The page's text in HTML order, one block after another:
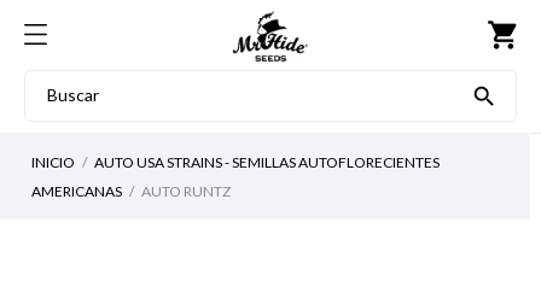
shopping_cart

INICIO
AUTO USA STRAINS - SEMILLAS AUTOFLORECIENTES
AMERICANAS
AUTO RUNTZ